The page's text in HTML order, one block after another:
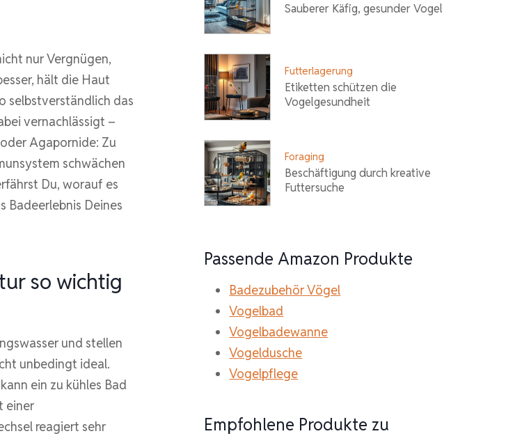
nur Vergnügen,
hält die Haut
selbstverständlich das
vernachlässigt –
Agapornide: Zu
schwächen
Du, worauf es
Badeerlebnis Deines
so wichtig
und stellen
unbedingt ideal.
ein zu kühles Bad
einer
reagiert sehr
Sauberer Käfig, gesunder Vogel
Futterlagerung
Etiketten schützen die
Vogelgesundheit
Foraging
Beschäftigung durch kreative
Futtersuche
Passende Amazon Produkte
Badezubehör Vögel
Vogelbad
Vogelbadewanne
Vogeldusche
Vogelpflege
Empfohlene Produkte zu